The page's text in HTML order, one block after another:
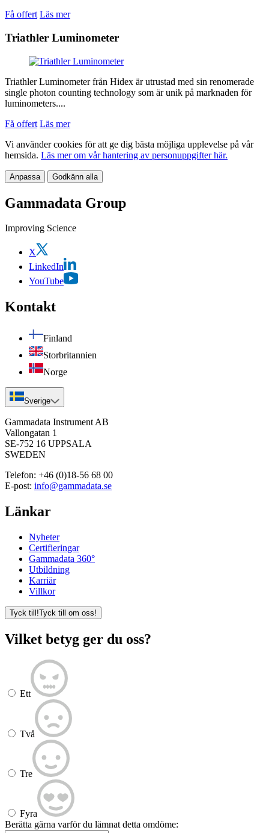
Få offert Läs mer
Triathler Luminometer
Triathler Luminometer från Hidex är utrustad med sin renomerade
single photon counting technology som är unik på marknaden för
luminometers....
Få offert Läs mer
Vi använder cookies för att ge dig bästa möjliga upplevelse på vår
hemsida. Läs mer om vår hantering av personuppgifter här.
Anpassa Godkänn alla
Gammadata Group
Improving Science
X
LinkedIn
YouTube
Kontakt
Finland
Storbritannien
Norge
Sverige
Gammadata Instrument AB
Vallongatan 1
SE-752 16 UPPSALA
SWEDEN
Telefon: +46 (0)18-56 68 00
E-post: info@gammadata.se
Länkar
Nyheter
Certifieringar
Gammadata 360°
Utbildning
Karriär
Villkor
Tyck till!Tyck till om oss!
Vilket betyg ger du oss?
Ett
Två
Tre
Fyra
Berätta gärna varför du lämnat detta omdöme: